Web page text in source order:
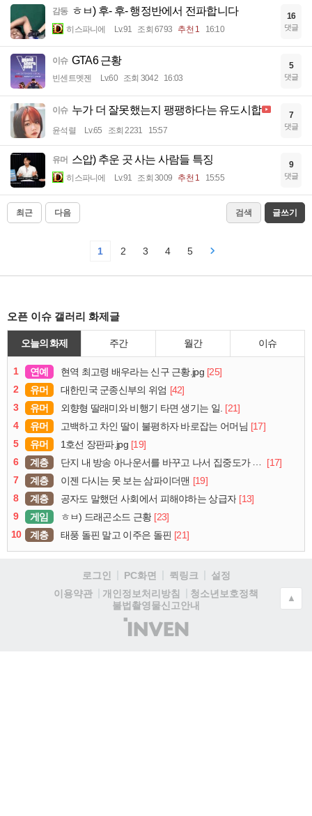
감동 ㅎㅂ) 후- 후- 행정반에서 전파합니다
히스파니에 Lv.91 조회 6793 추천 1 16:10
16
댓글
이슈 GTA6 근황
빈센트멧젠 Lv.60 조회 3042 16:03
5
댓글
이슈 누가 더 잘못했는지 팽팽하다는 유도시합
윤석렬 Lv.65 조회 2231 15:57
7
댓글
유머 스압) 추운 곳 사는 사람들 특징
히스파니에 Lv.91 조회 3009 추천 1 15:55
9
댓글
최근 다음 검색 글쓰기
1 2 3 4 5
오픈 이슈 갤러리 화제글
오늘의 화제 주간 월간 이슈
1 연예 현역 최고령 배우라는 신구 근황.jpg [25]
2
유머 대한민국 군종신부의 위엄 [42]
3
유머 외향형 딸래미와 비행기 타면 생기는 일. [21]
4
유머 고백하고 차인 딸이 불평하자 바로잡는 어머님 [17]
5
유머 1호선 장판파.jpg [19]
6
계층 단지 내 방송 아나운서를 바꾸고 나서 집중도가 확 올라갔다는 한 아파트의 안내방송
[17]
7
계층 이젠 다시는 못 보는 삼파이더맨 [19]
8
계층 공자도 말했던 사회에서 피해야하는 상급자 [13]
9
게임 ㅎㅂ) 드래곤소드 근황 [23]
10
계층 태풍 돌핀 말고 이주은 돌핀 [21]
로그인 PC화면 퀵링크
설정
이용약관
개인정보처리방침
청소년보호정책
불법촬영물신고안내
(주)
인
▲